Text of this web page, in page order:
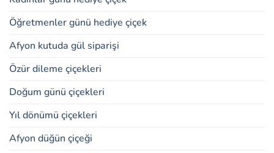
Öğretmenler günü hediye çiçek
Afyon kutuda gül siparişi
Özür dileme çiçekleri
Doğum günü çiçekleri
Yıl dönümü çiçekleri
Afyon düğün çiçeği